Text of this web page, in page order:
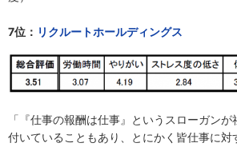
7位： リクルートホールディングス
「『仕事の報酬は仕事』というスローガン
付いていることもあり、とにかく皆仕事に対